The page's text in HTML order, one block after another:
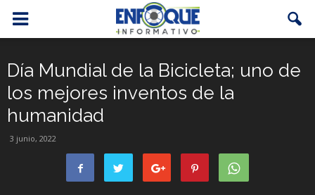
Día Mundial de la Bicicleta; uno de
los mejores inventos de la
humanidad
3 junio, 2022